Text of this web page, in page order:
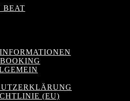
BEAT
(EU)